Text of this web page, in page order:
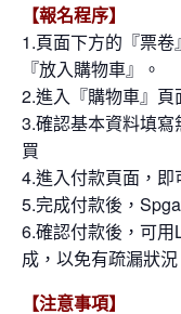
【報名程序】
1.頁面下方的『票
『放入購物車』。
2.進入『購物車』頁
3.確認基本資料填
買
4.進入付款頁面，
5.完成付款後，
6.確認付款後，可
成，以免有疏漏狀況
【注意事項】